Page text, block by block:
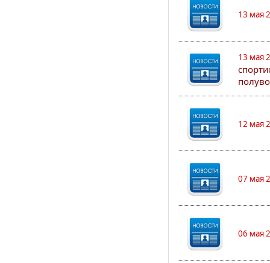
13 мая
13 мая
12 мая
07 мая
06 мая